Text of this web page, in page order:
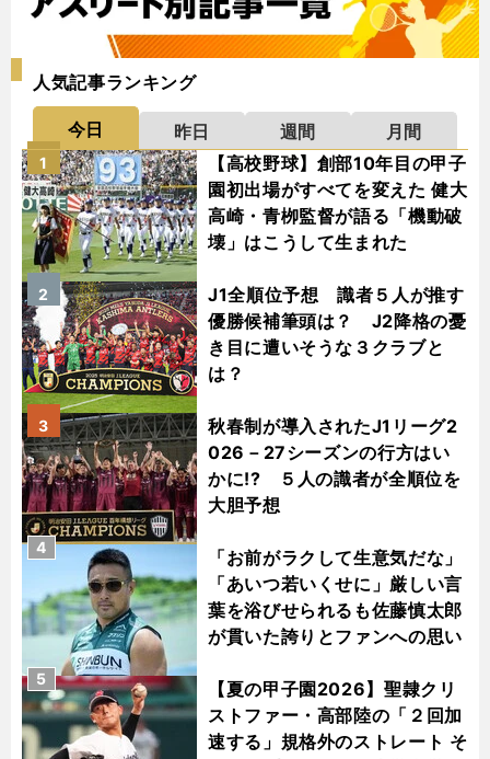
人気記事ランキング
今日 昨日 週間
月間
【高校野球】創部10年目の甲子
園初出場がすべてを変えた 健大
高崎・青栁監督が語る「機動破
壊」はこうして生まれた
1
J1全順位予想 識者５人が推す
優勝候補筆頭は？ J2降格の憂
き目に遭いそうな３クラブと
は？
2
秋春制が導入されたJ1リーグ2
026－27シーズンの行方はい
かに!? ５人の識者が全順位を
大胆予想
3
「お前がラクして生意気だな」
「あいつ若いくせに」厳しい言
葉を浴びせられるも佐藤慎太郎
が貫いた誇りとファンへの思い
4
【夏の甲子園2026】聖隷クリ
ストファー・高部陸の「２回加
速する」規格外のストレート そ
5